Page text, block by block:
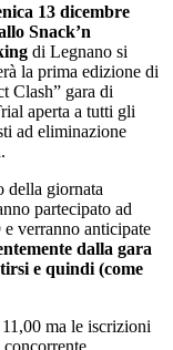
13 dicembre
Snack’n
di Legnano si
la prima edizione di
Clash” gara di
aperta a tutti gli
ad eliminazione
della giornata
partecipato ad
verranno anticipate
dalla gara
e quindi (come
ma le iscrizioni
concorrente